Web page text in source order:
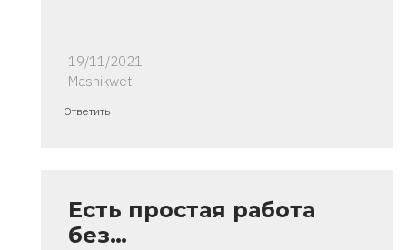
19/11/2021
Mashikwet
Ответ
очень
от
Ответить
Есть простая работа
без…